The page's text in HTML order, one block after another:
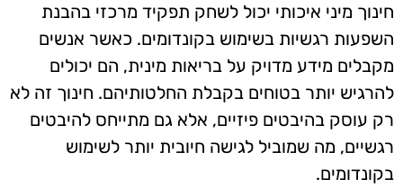
חינוך מיני איכותי יכול לשחק תפקיד מרכזי בהבנת
השפעות רגשיות בשימוש בקונדומים. כאשר אנשים
מקבלים מידע מדויק על בריאות מינית, הם יכולים
להרגיש יותר בטוחים בקבלת החלטותיהם. חינוך זה לא
רק עוסק בהיבטים פיזיים, אלא גם מתייחס להיבטים
רגשיים, מה שמוביל לגישה חיובית יותר לשימוש
בקונדומים.